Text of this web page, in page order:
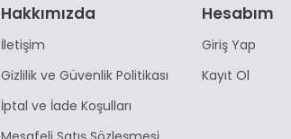
Hakkımızda
İletişim
Gizlilik ve Güvenlik Politikası
İptal ve İade Koşulları
Hesabım
Giriş Yap
Kayıt Ol